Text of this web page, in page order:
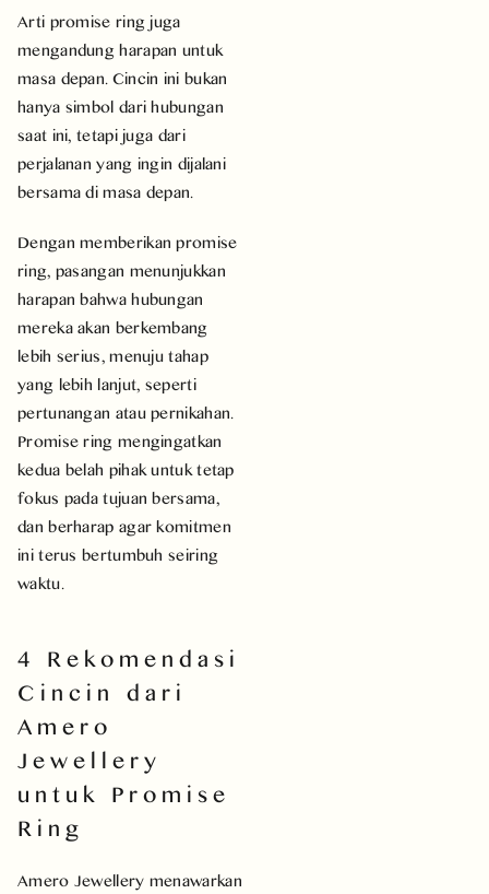
Arti promise ring juga
mengandung harapan untuk
masa depan. Cincin ini bukan
hanya simbol dari hubungan
saat ini, tetapi juga dari
perjalanan yang ingin dijalani
bersama di masa depan.
Dengan memberikan promise
ring, pasangan menunjukkan
harapan bahwa hubungan
mereka akan berkembang
lebih serius, menuju tahap
yang lebih lanjut, seperti
pertunangan atau pernikahan.
Promise ring mengingatkan
kedua belah pihak untuk tetap
fokus pada tujuan bersama,
dan berharap agar komitmen
ini terus bertumbuh seiring
waktu.
4 Rekomendasi
Cincin dari
Amero
Jewellery
untuk Promise
Ring
Amero Jewellery menawarkan